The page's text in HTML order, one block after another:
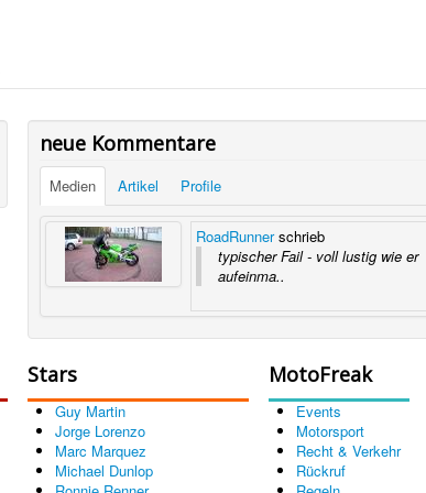
neue Kommentare
Medien Artikel Profile
RoadRunnerschrieb
typischer Fail - voll lustig wie er
aufeinma..
Stars
Guy Martin
Jorge Lorenzo
Marc Marquez
Michael Dunlop
MotoFreak
Events
Motorsport
Recht & Verkehr
Rückruf